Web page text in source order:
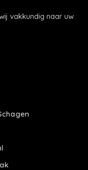
vakkundig naar uw